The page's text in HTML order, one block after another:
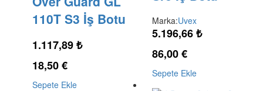
110T S3 İş Botu
1.117,89₺
18,50€
Sepete Ekle
Marka:Uvex
5.196,66₺
86,00€
Sepete Ekle